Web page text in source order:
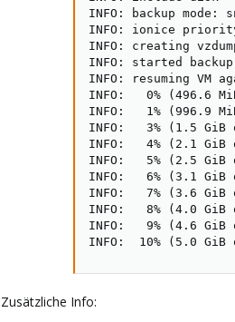
INFO: backup mode:
INFO: ionice
INFO: creating
INFO: started
INFO: resuming VM
INFO:   0% (496.6
INFO:   1% (996.9
INFO:   3% (1.5
INFO:   4% (2.1
INFO:   5% (2.5
INFO:   6% (3.1
INFO:   7% (3.6
INFO:   8% (4.0
INFO:   9% (4.6
INFO:  10% (5.0
Zusätzliche Info: